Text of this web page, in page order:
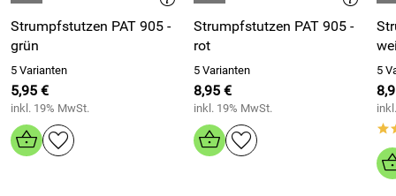
Fußballschuhe in der gewohnten Größe genutzt werden
können.
Das Material der Patrick PAT 905 Strumpfstutzen sorgt für
eine gute Atmungsaktivität. Der Anteil an Elastan sorgt für
eine dauerhafte Passform der Strumpfstutzen.
Strumpfstutzen PAT 905 -
grün
5 Varianten
5,95 €
inkl. 19% MwSt.
Strumpfstutzen PAT 905 -
rot
5 Varianten
8,95 €
inkl. 19% MwSt.
5